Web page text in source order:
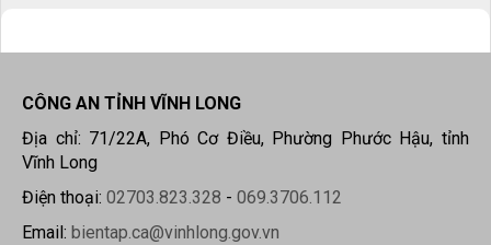
CÔNG AN TỈNH VĨNH LONG
Địa chỉ: 71/22A, Phó Cơ Điều, Phường Phước Hậu, tỉnh
Vĩnh Long
Điện thoại: 02703.823.328 - 069.3706.112
Email: bientap.ca@vinhlong.gov.vn